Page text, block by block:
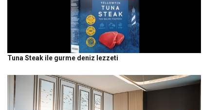
Tuna Steak ile gurme deniz lezzeti